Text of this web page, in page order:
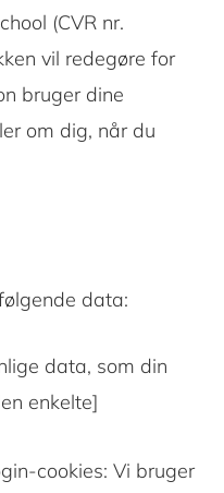
(CVR nr.
vil redegøre for
bruger dine
om dig, når du
data:
data, som din
enkelte]
cookies: Vi bruger